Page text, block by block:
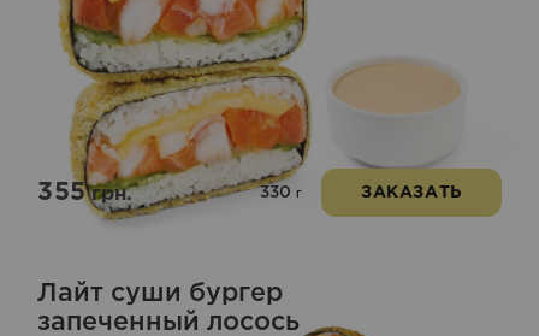
355грн. 330 г ЗАКАЗАТЬ
Лайт суши бургер
запеченный лосось